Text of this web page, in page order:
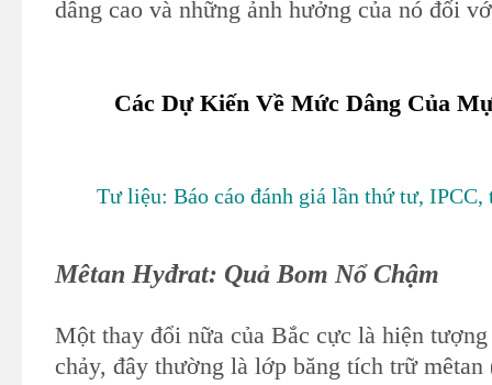
dâng cao và những ảnh hưởng của nó đối
Các Dự Kiến Về Mức Dâng Của
Tư liệu: Báo cáo đánh giá lần thứ tư, IPCC,
Mêtan Hyđrat: Quả Bom Nổ Chậm
Một thay đổi nữa của Bắc cực là hiện
chảy, đây thường là lớp băng tích trữ mêtan